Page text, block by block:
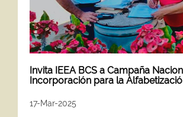
Invita IEEA BCS a Campaña
Incorporación para la
17-Mar-2025